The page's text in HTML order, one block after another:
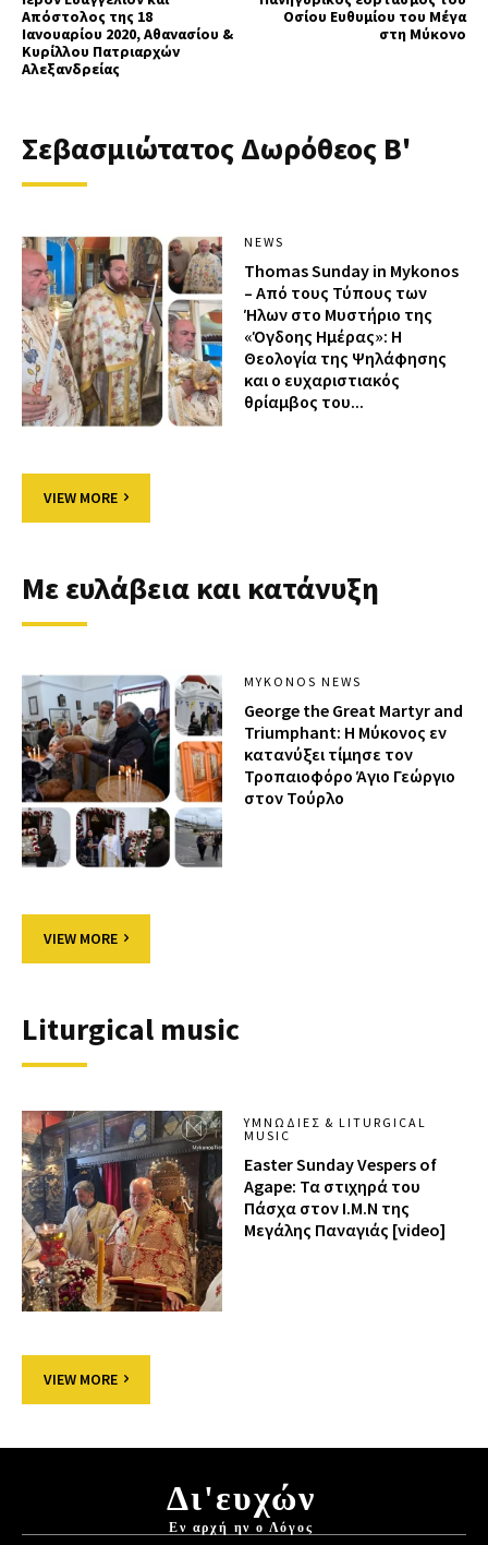
Απόστολος της 18
Ιανουαρίου 2020, Αθανασίου &
Κυρίλλου Πατριαρχών
Αλεξανδρείας
Οσίου Ευθυμίου του Μέγα
στη Μύκονο
Σεβασμιώτατος Δωρόθεος Β'
NEWS
Thomas Sunday in Mykonos
– Από τους Τύπους των
Ήλων στο Μυστήριο της
«Όγδοης Ημέρας»: Η
Θεολογία της Ψηλάφησης
και ο ευχαριστιακός
θρίαμβος του...
VIEW MORE
Με ευλάβεια και κατάνυξη
MYKONOS NEWS
George the Great Martyr and
Triumphant: Η Μύκονος εν
κατανύξει τίμησε τον
Τροπαιοφόρο Άγιο Γεώργιο
στον Τούρλο
VIEW MORE
Liturgical music
ΥΜΝΩΔΊΕΣ & LITURGICAL
MUSIC
Easter Sunday Vespers of
Agape: Τα στιχηρά του
Πάσχα στον Ι.Μ.Ν της
Μεγάλης Παναγιάς [video]
VIEW MORE
Δι'ευχών
Εν αρχή ην ο Λόγος